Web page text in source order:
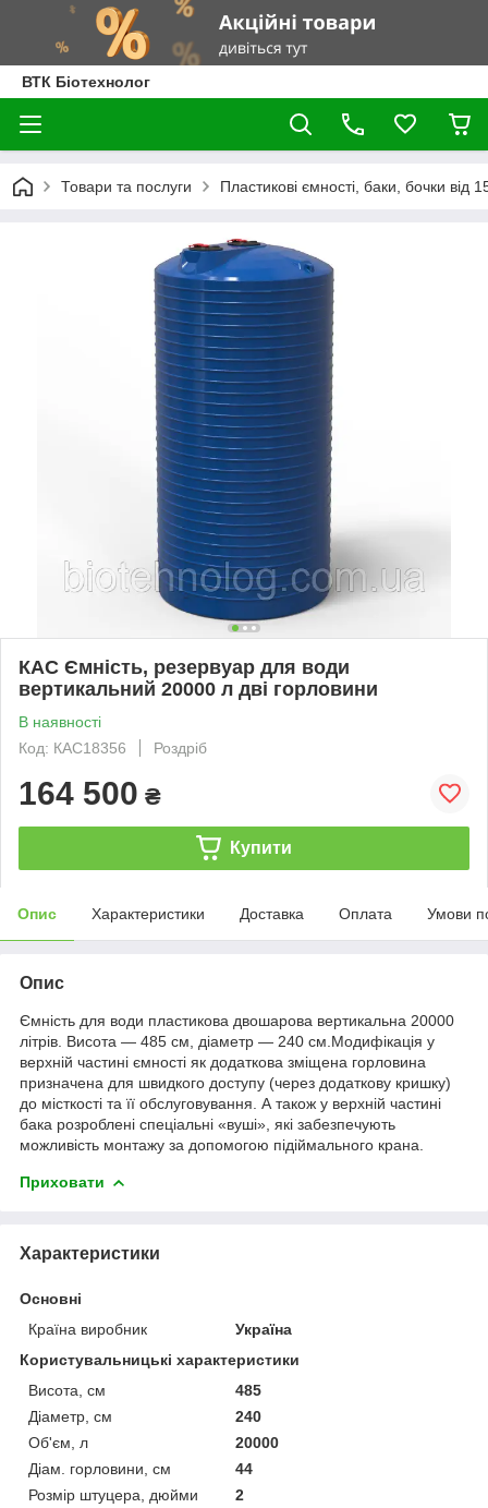
ВТК Біотехнолог
Товари та послуги Пластикові ємності, баки, бочки
КАС Ємність, резервуар для води
вертикальний 20000 л дві горловини
В наявності
Код: КАС18356
Роздріб
164 500 ₴
Купити
Опис Характеристики Доставка Оплата Умови
Опис
Ємність для води пластикова двошарова вертикальна 20000
літрів. Висота — 485 см, діаметр — 240 см.Модифікація у
верхній частині ємності як додаткова зміщена горловина
призначена для швидкого доступу (через додаткову кришку)
до місткості та її обслуговування. А також у верхній частині
бака розроблені спеціальні «вуші», які забезпечують
можливість монтажу за допомогою підіймального крана.
Приховати
Характеристики
Основні
Країна виробник
Україна
Користувальницькі характеристики
Висота, см
485
Діаметр, см
240
Об'єм, л
20000
Діам. горловини, см
44
Розмір штуцера, дюйми
2